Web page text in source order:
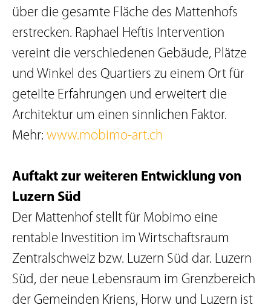
über die gesamte Fläche des Mattenhofs
erstrecken. Raphael Heftis Intervention
vereint die verschiedenen Gebäude, Plätze
und Winkel des Quartiers zu einem Ort für
geteilte Erfahrungen und erweitert die
Architektur um einen sinnlichen Faktor.
Mehr: www.mobimo-art.ch
Auftakt zur weiteren Entwicklung von
Luzern Süd
Der Mattenhof stellt für Mobimo eine
rentable Investition im Wirtschaftsraum
Zentralschweiz bzw. Luzern Süd dar. Luzern
Süd, der neue Lebensraum im Grenzbereich
der Gemeinden Kriens, Horw und Luzern ist